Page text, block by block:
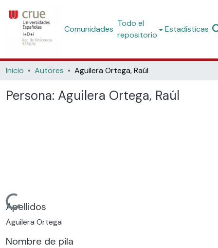
Comunidades
Todo el
repositorio
Estadísticas
Inicio Autores Aguilera Ortega, Raúl
Persona: Aguilera Ortega, Raúl
Cargando...
Apellidos
Aguilera Ortega
Nombre de pila